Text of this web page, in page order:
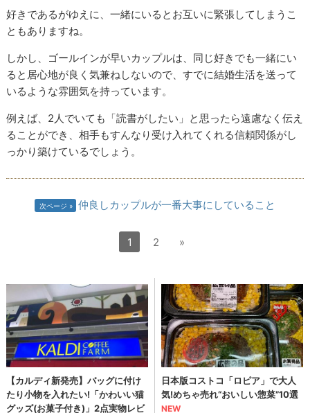
好きであるがゆえに、一緒にいるとお互いに緊張してしまうこ
ともありますね。
しかし、ゴールインが早いカップルは、同じ好きでも一緒にい
ると居心地が良く気兼ねしないので、すでに結婚生活を送って
いるような雰囲気を持っています。
例えば、2人でいても「読書がしたい」と思ったら遠慮なく伝え
ることができ、相手もすんなり受け入れてくれる信頼関係がし
っかり築けているでしょう。
次ページ 仲良しカップルが一番大事にしていること
1 2 »